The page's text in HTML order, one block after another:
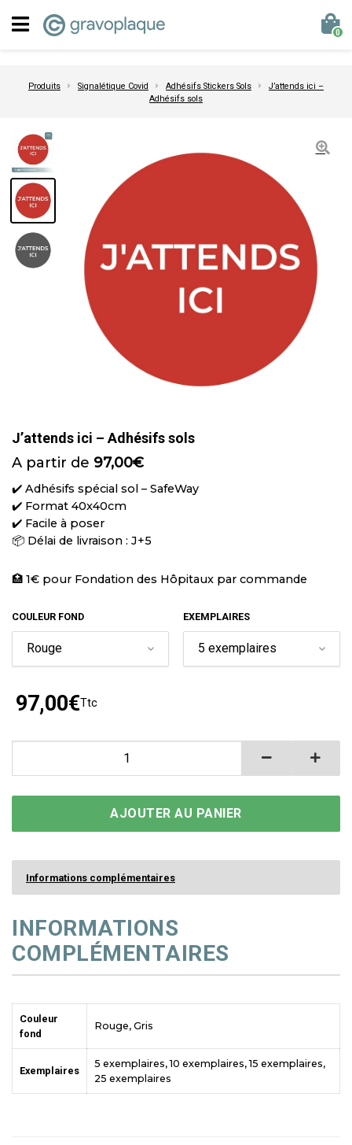
0
Produits Signalétique Covid Adhésifs Stickers Sols
J’attends ici –
Adhésifs sols
J’attends ici – Adhésifs sols
A partir de 97,00€
✔️ Adhésifs spécial sol – SafeWay
✔️ Format 40x40cm
✔️ Facile à poser
📦 Délai de livraison : J+5
🏥 1€ pour Fondation des Hôpitaux par commande
COULEUR FOND EXEMPLAIRES
97,00€Ttc
quantité de J'attends ici - Adhésifs sols
AJOUTER AU PANIER
Informations complémentaires
INFORMATIONS
COMPLÉMENTAIRES
Couleur
fond
Rouge, Gris
Exemplaires
5 exemplaires, 10 exemplaires, 15 exemplaires,
25 exemplaires